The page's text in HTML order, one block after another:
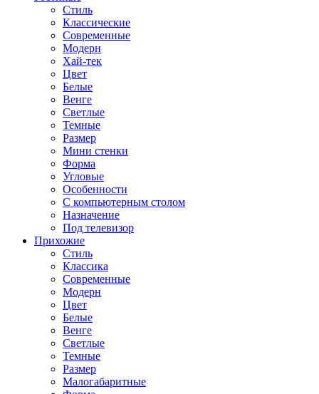
Стиль
Классические
Современные
Модерн
Хай-тек
Цвет
Белые
Венге
Светлые
Темные
Размер
Мини стенки
Форма
Угловые
Особенности
С компьютерным столом
Назначение
Под телевизор
Прихожие
Стиль
Классика
Современные
Модерн
Цвет
Белые
Венге
Светлые
Темные
Размер
Малогабаритные